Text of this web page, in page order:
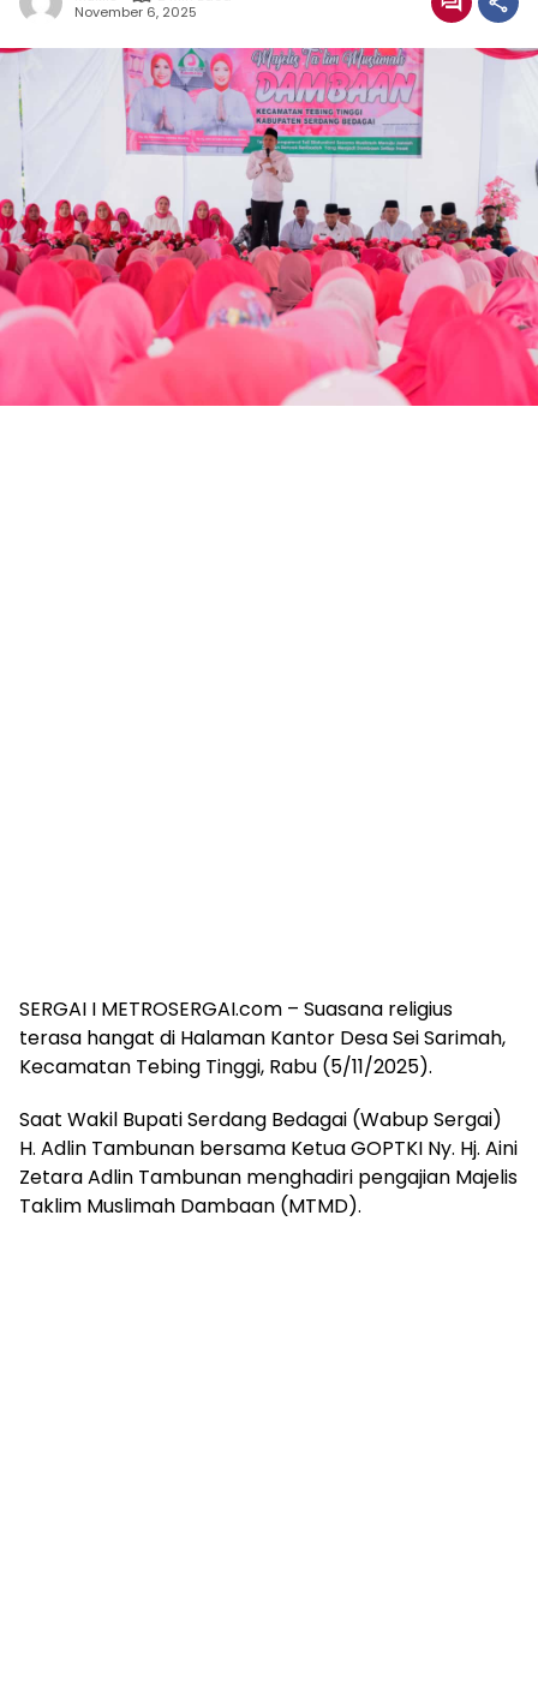
November 6, 2025
SERGAI I METROSERGAI.com – Suasana religius
terasa hangat di Halaman Kantor Desa Sei Sarimah,
Kecamatan Tebing Tinggi, Rabu (5/11/2025).
Saat Wakil Bupati Serdang Bedagai (Wabup Sergai)
H. Adlin Tambunan bersama Ketua GOPTKI Ny. Hj. Aini
Zetara Adlin Tambunan menghadiri pengajian Majelis
Taklim Muslimah Dambaan (MTMD).